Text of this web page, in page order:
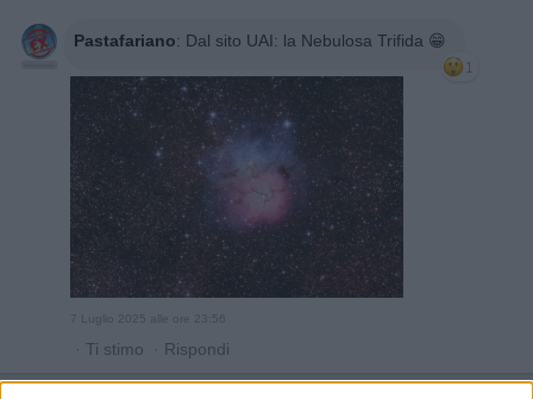
Pastafariano: Dal sito UAI: la Nebulosa Trifida 😁
1
7 Luglio 2025 alle ore 23:56
· Ti stimo · Rispondi